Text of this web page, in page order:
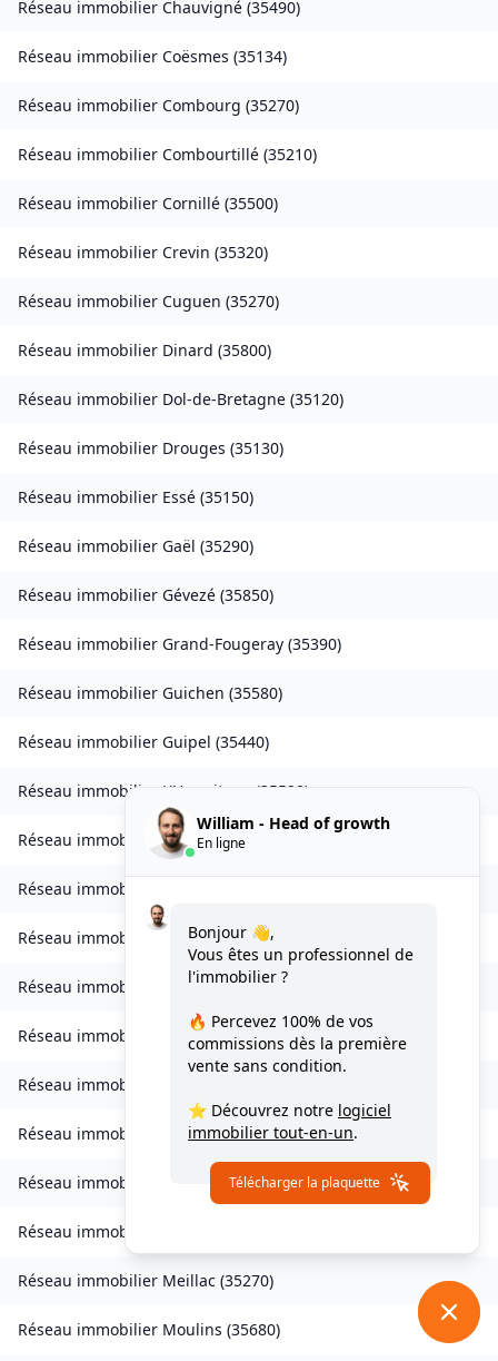
Réseau immobilier Chauvigné (35490)
Réseau immobilier Coësmes (35134)
Réseau immobilier Combourg (35270)
Réseau immobilier Combourtillé (35210)
Réseau immobilier Cornillé (35500)
Réseau immobilier Crevin (35320)
Réseau immobilier Cuguen (35270)
Réseau immobilier Dinard (35800)
Réseau immobilier Dol-de-Bretagne (35120)
Réseau immobilier Drouges (35130)
Réseau immobilier Essé (35150)
Réseau immobilier Gaël (35290)
Réseau immobilier Gévezé (35850)
Réseau immobilier Grand-Fougeray (35390)
Réseau immobilier Guichen (35580)
Réseau immobilier Guipel (35440)
Réseau immobilier L'Hermitage (35590)
Réseau immobilierLaillé(35890
Réseau immobilier
Réseau immobilier Livré-sur-Changeon
Réseau immobilier Lohéac(35550)
Réseau immobilier Longaulnay(35190)
Réseau immobilier
Réseau immobilier Louvigné-du-Désert(35420
Réseau immobilier Martigné-Ferchaud (35640)
Réseau immobilier
Réseau immobilier Meillac (35270)
Réseau immobilier Moulins (35680)
William - Head of growth
En ligne
Bonjour 👋,
Vous êtes un professionnel de
l'immobilier ?
🔥 Percevez 100% de vos
commissions dès la première
vente sans condition.
⭐ Découvrez notre logiciel
immobilier tout-en-un.
Télécharger la plaquette